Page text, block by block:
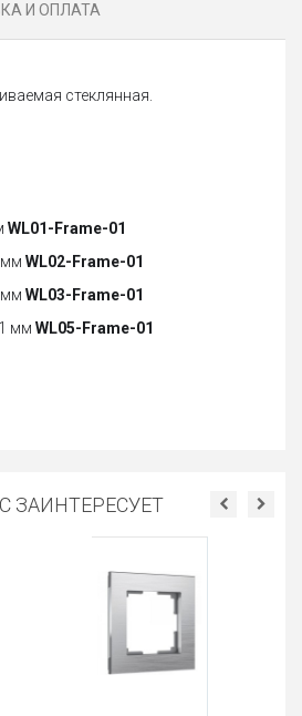
И ОПЛАТА
стеклянная.
WL01-Frame-01
мм WL02-Frame-01
мм WL03-Frame-01
мм WL05-Frame-01
ЗАИНТЕРЕСУЕТ